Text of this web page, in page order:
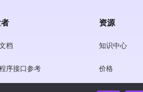
档
序接口参考
资源
知识中心
价格